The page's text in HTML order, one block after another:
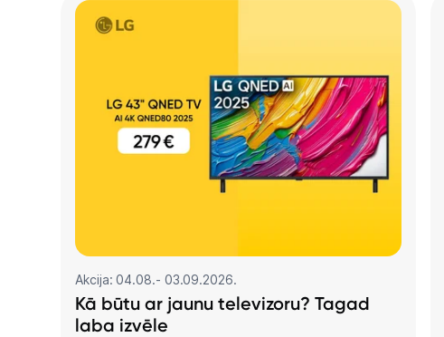
Akcija: 04.08.- 03.09.2026.
Kā būtu ar jaunu televizoru? Tagad
laba izvēle